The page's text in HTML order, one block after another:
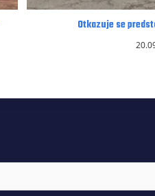
Otkazuje se